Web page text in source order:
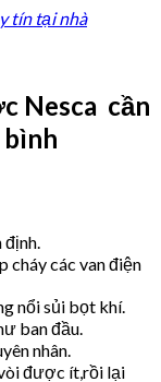
tín tại nhà
Nesca cần
định.
cháy các van điện
nổi sủi bọt khí.
ban đầu.
nhân.
được ít,rồi lại